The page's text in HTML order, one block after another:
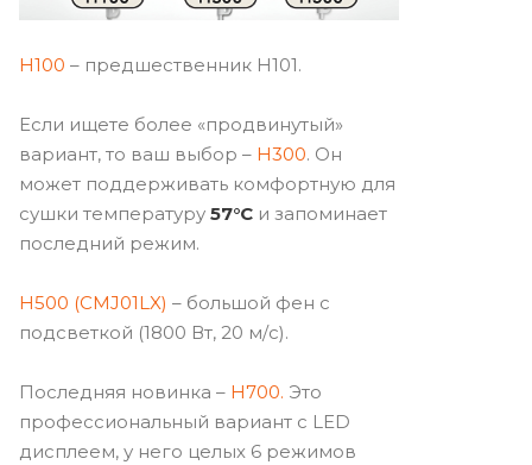
H100 – предшественник H101.
Если ищете более «продвинутый»
вариант, то ваш выбор – H300. Он
может поддерживать комфортную для
сушки температуру 57°C и запоминает
последний режим.
H500 (CMJ01LX) – большой фен c
подсветкой (1800 Вт, 20 м/c).
Последняя новинка – H700. Это
профессиональный вариант с LED
дисплеем, у него целых 6 режимов